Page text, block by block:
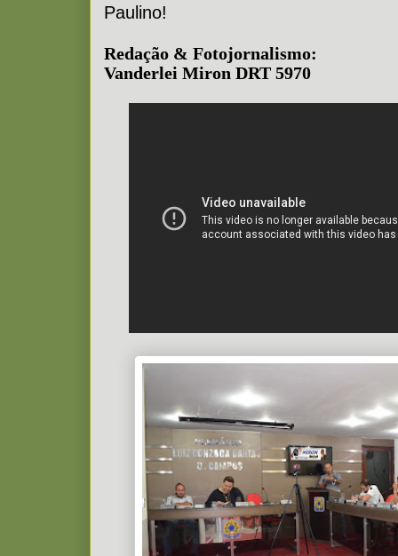
Paulino!
Redação & Fotojornalismo:
Vanderlei Miron DRT 5970